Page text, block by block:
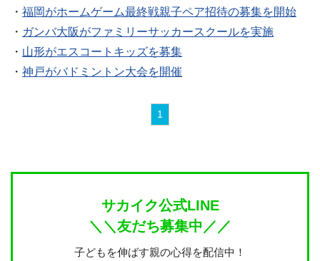
・ 福岡がホームゲーム最終戦親子ペア招待の募集を開始
・ ガンバ大阪がファミリーサッカースクールを実施
・ 山形がエスコートキッズを募集
・ 神戸がバドミントン大会を開催
1
サカイク公式LINE
＼＼友だち募集中／／
子どもを伸ばす親の心得を配信中！